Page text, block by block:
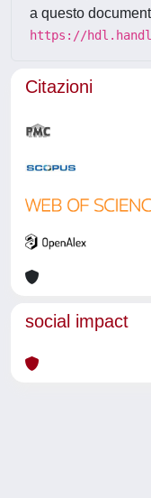
a questo
https://
Citazioni
social impact